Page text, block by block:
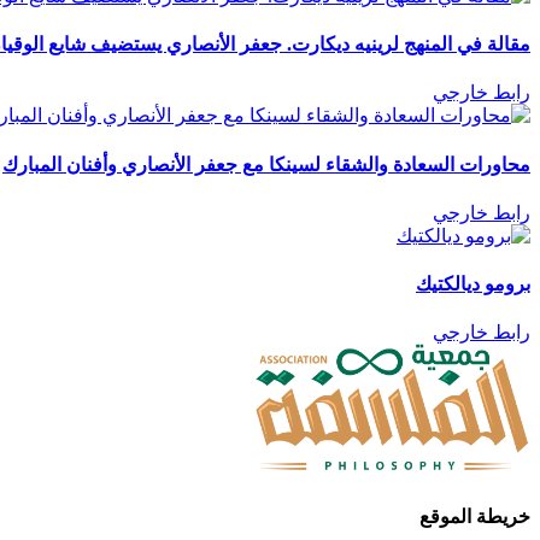
مقالة في المنهج لرينيه ديكارت. جعفر الأنصاري يستضيف شايع
رابط خارجي
محاورات السعادة والشقاء لسينكا مع جعفر الأنصاري وأفنان المبارك
رابط خارجي
برومو ديالكتيك
رابط خارجي
خريطة الموقع